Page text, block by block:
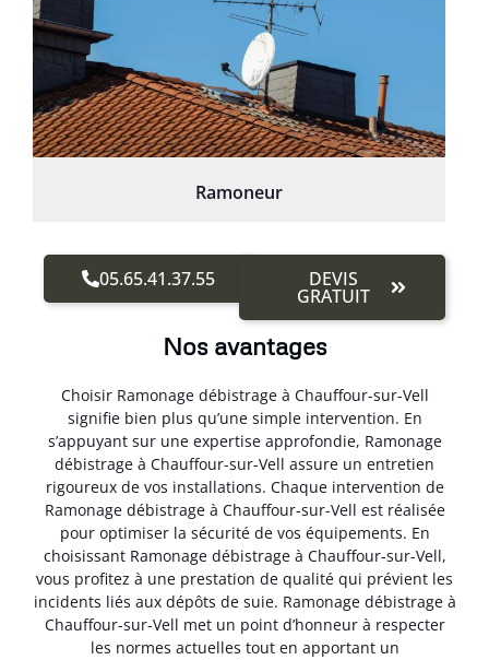
Ramoneur
05.65.41.37.55 DEVIS
GRATUIT
Nos avantages
Choisir Ramonage débistrage à Chauffour-sur-Vell
signifie bien plus qu’une simple intervention. En
s’appuyant sur une expertise approfondie, Ramonage
débistrage à Chauffour-sur-Vell assure un entretien
rigoureux de vos installations. Chaque intervention de
Ramonage débistrage à Chauffour-sur-Vell est réalisée
pour optimiser la sécurité de vos équipements. En
choisissant Ramonage débistrage à Chauffour-sur-Vell,
vous profitez à une prestation de qualité qui prévient les
incidents liés aux dépôts de suie. Ramonage débistrage à
Chauffour-sur-Vell met un point d’honneur à respecter
les normes actuelles tout en apportant un